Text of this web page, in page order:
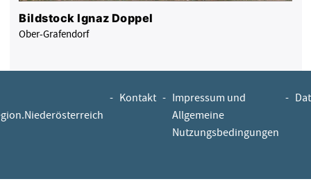
Bildstock Ignaz Doppel
Ober-Grafendorf
- Kontakt - Impressum und
Allgemeine
Nutzungsbedingungen
-